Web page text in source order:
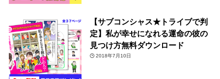
【サブコンシャス★トライブで判
定】私が幸せになれる運命の彼の
見つけ方無料ダウンロード
2018年7月10日